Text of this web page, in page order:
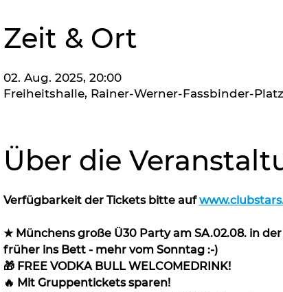
Zeit & Ort
02. Aug. 2025, 20:00
Freiheitshalle, Rainer-Werner-Fassbinder-
Über die
Verfügbarkeit der Tickets bitte auf
★ Münchens große Ü30 Party am SA.02.08. in
früher ins Bett - mehr vom Sonntag :-)
🎁 FREE VODKA BULL WELCOMEDRINK!
🔥 Mit Gruppentickets sparen!